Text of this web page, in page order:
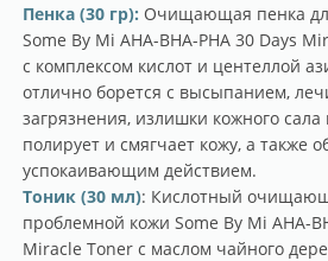
Пенка (30 гр): Очищающая пенка
Some By Mi AHA-BHA-PHA 30 Days
с комплексом кислот и центеллой
отлично борется с высыпанием,
загрязнения, излишки кожного
полирует и смягчает кожу, а также
успокаивающим действием.
Тоник (30 мл): Кислотный
проблемной кожи Some By Mi AHA-
Miracle Toner с маслом чайного